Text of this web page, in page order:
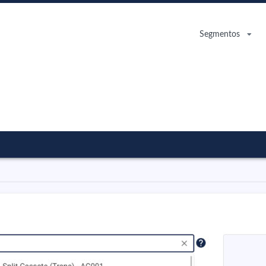
Segmentos